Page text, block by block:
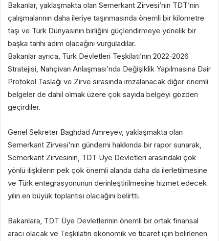
Bakanlar, yaklaşmakta olan Semerkant Zirvesi’nin TDT’nin
çalışmalarının daha ileriye taşınmasında önemli bir kilometre
taşı ve Türk Dünyasının birliğini güçlendirmeye yönelik bir
başka tarihi adım olacağını vurguladılar.
Bakanlar ayrıca, Türk Devletleri Teşkilatı’nın 2022-2026
Stratejisi, Nahçivan Anlaşması’nda Değişiklik Yapılmasına Dair
Protokol Taslağı ve Zirve sırasında imzalanacak diğer önemli
belgeler de dahil olmak üzere çok sayıda belgeyi gözden
geçirdiler.
Genel Sekreter Baghdad Amreyev, yaklaşmakta olan
Semerkant Zirvesi’nin gündemi hakkında bir rapor sunarak,
Semerkant Zirvesinin, TDT Üye Devletleri arasındaki çok
yönlü ilişkilerin pek çok önemli alanda daha da ilerletilmesine
ve Türk entegrasyonunun derinleştirilmesine hizmet edecek
yılın en büyük toplantısı olacağını belirtti.
Bakanlara, TDT Üye Devletlerinin önemli bir ortak finansal
aracı olacak ve Teşkilatın ekonomik ve ticaret için belirlenen